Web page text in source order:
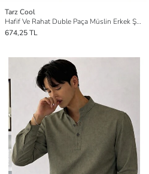
Tarz Cool
Hafif Ve Rahat Duble Paça Müslin Erkek Şort - Bej
674,25 TL